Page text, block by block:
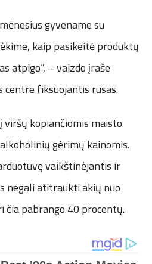
gyvename su
kaip pasikeitė produktų
atpigo“, – vaizdo įraše
centre fiksuojantis rusas.
kopiančiomis maisto
gėrimų kainomis.
vaikštinėjantis ir
negali atitraukti akių nuo
čia pabrango 40 procentų.